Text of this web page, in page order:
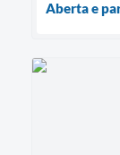
Aberta e